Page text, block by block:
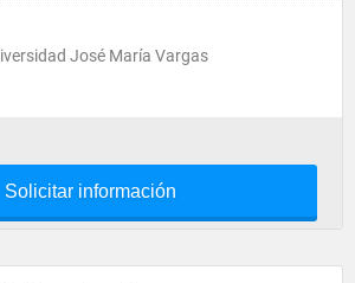
José María Vargas
Solicitar información